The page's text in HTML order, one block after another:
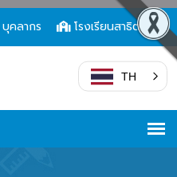
บุคลากร โรงเรียนสาธิต
TH